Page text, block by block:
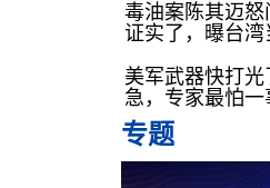
毒油案陈其迈
证实了，曝台湾
美军武器快打
急，专家最怕一
专题